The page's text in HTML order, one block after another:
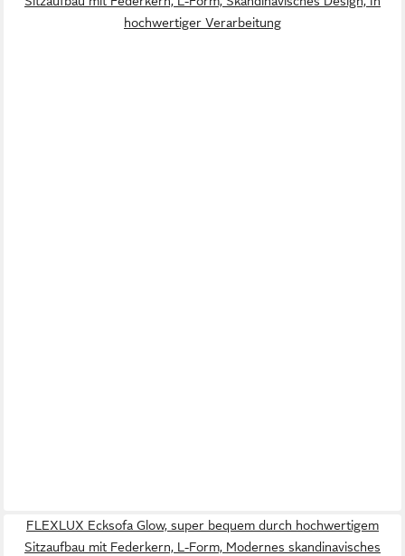
hochwertiger Verarbeitung
FLEXLUX Ecksofa Glow, super bequem durch hochwertigem
Sitzaufbau mit Federkern, L-Form, Modernes skandinavisches